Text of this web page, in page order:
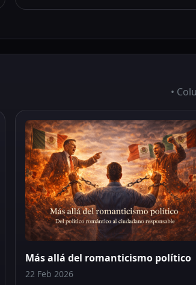
•
Más allá del romanticismo político
22 Feb 2026